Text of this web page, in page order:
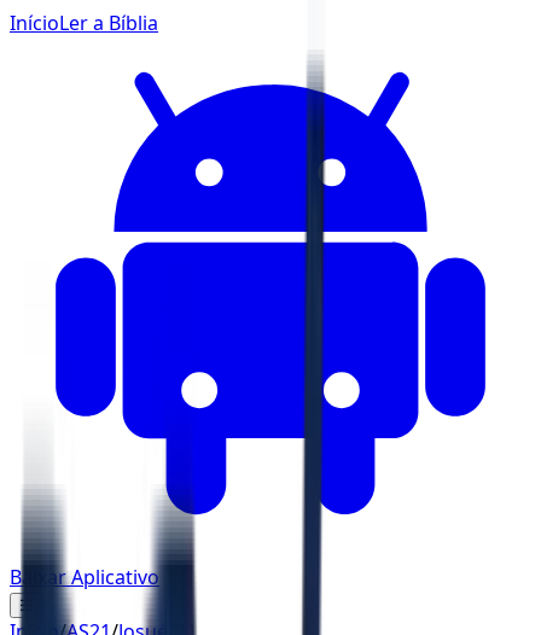
InícioLer a Bíblia
Baixar Aplicativo
☰